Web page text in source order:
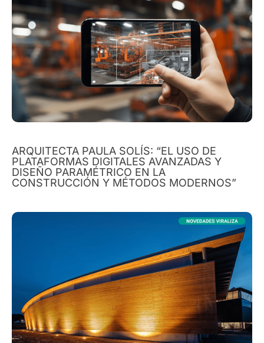
ARQUITECTA PAULA SOLÍS: “EL USO DE
PLATAFORMAS DIGITALES AVANZADAS Y
DISEÑO PARAMÉTRICO EN LA
CONSTRUCCIÓN Y MÉTODOS MODERNOS”